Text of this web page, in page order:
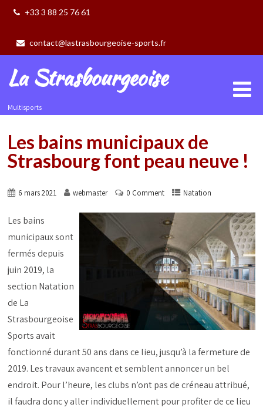
+33 3 88 25 76 61
contact@lastrasbourgeoise-sports.fr
La Strasbourgeoise
Multisports
Les bains municipaux de
Strasbourg font peau neuve !
6 mars 2021 webmaster 0 Comment Natation
Les bains
municipaux sont
fermés depuis
juin 2019, la
section Natation
de La
Strasbourgeoise
Sports avait
fonctionné durant 50 ans dans ce lieu, jusqu’à la fermeture de
2019. Les travaux avancent et semblent annoncer un bel
endroit. Pour l’heure, les clubs n’ont pas de créneau attribué,
il faudra donc y aller individuellement pour profiter de ce lieu